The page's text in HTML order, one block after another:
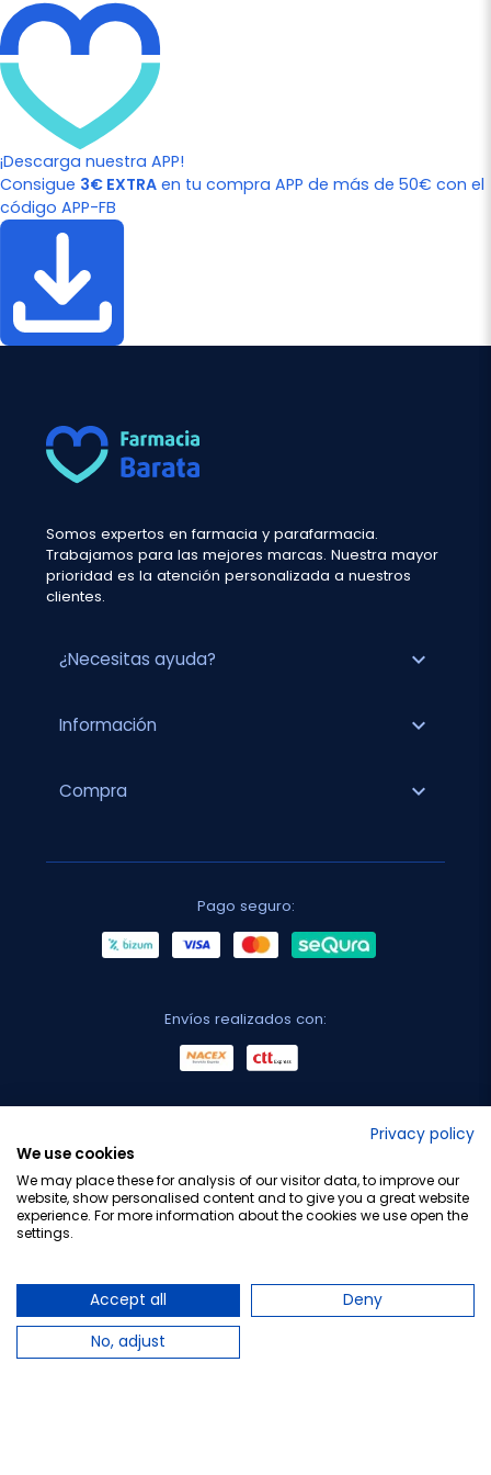
¡Descarga nuestra APP!
Consigue 3€ EXTRA en tu compra APP de más de 50€ con el
código APP-FB
Somos expertos en farmacia y parafarmacia.
Trabajamos para las mejores marcas. Nuestra mayor
prioridad es la atención personalizada a nuestros
clientes.
¿Necesitas ayuda? expand_more
Información expand_more
Compra expand_more
Pago seguro:
Envíos realizados con:
Privacy policy
We use cookies
We may place these for analysis of our visitor data, to improve our
website, show personalised content and to give you a great website
experience. For more information about the cookies we use open the
settings.
Accept all
Deny
No, adjust